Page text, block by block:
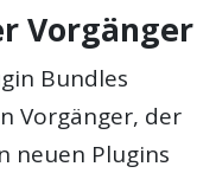
Vorgänger
Bundles
Vorgänger, der
neuen Plugins